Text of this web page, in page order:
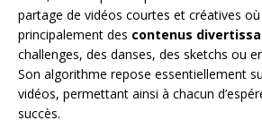
partage de vidéos courtes et créatives où
principalement des contenus
challenges, des danses, des sketchs ou
Son algorithme repose essentiellement
vidéos, permettant ainsi à chacun
succès.